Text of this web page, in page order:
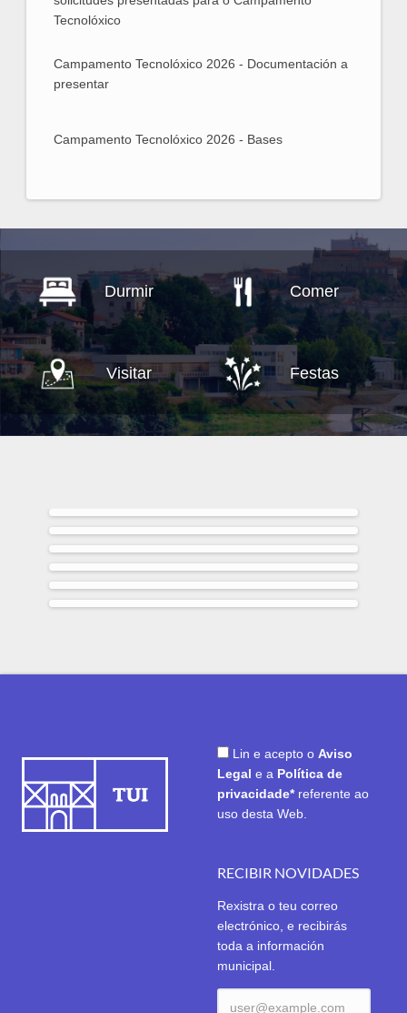
Tecnolóxico
Tecnolóxico
Campamento Tecnolóxico 2026 - Documentación
Campamento Tecnolóxico 2026 - Documentación a
presentar
Campamento Tecnolóxico 2026 - Bases
Campamento Tecnolóxico 2026 - Bases
Durmir Comer
Visitar Festas
Lin e acepto o Aviso
Legal e a Política de
privacidade* referente ao
uso desta Web.
RECIBIR NOVIDADES
Rexistra o teu correo
electrónico, e recibirás
toda a información
municipal.